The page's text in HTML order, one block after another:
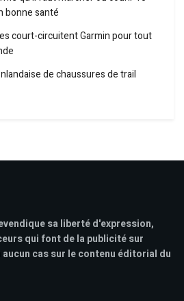
bonne santé
court-circuitent Garmin pour tout
de chaussures de trail
sa liberté d'expression,
qui font de la publicité sur
cas sur le contenu éditorial du